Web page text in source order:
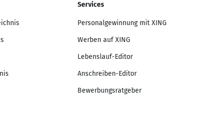
Services
Personalgewinnung mit XING
Werben auf XING
Lebenslauf-Editor
Anschreiben-Editor
Bewerbungsratgeber